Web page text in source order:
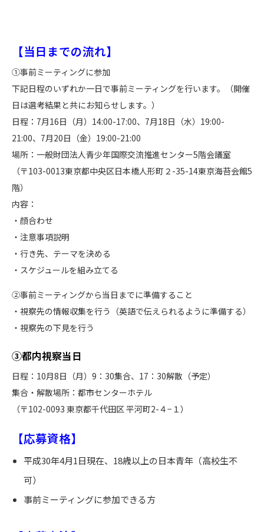
【当日までの流れ】
①事前ミーティングに参加
下記日程のいずれか一日で事前ミーティングを行います。（開催
日は選考結果と共にお知らせします。）
日程：7月16日（月）14:00-17:00、7月18日（水）19:00-
21:00、7月20日（金）19:00-21:00
場所：一般財団法人青少年国際交流推進センター5階会議室
（〒103-0013東京都中央区日本橋人形町２-35-14東京海苔会館5
階）
内容：
・顔合わせ
・注意事項説明
・行き先、テーマを決める
・スケジュールを組み立てる
②事前ミーティングから当日までに準備すること
・視察先の情報収集を行う（英語で伝えられるように準備する）
・視察先の下見を行う
③都内視察当日
日程：10月8日（月）9：30集合、17：30解散（予定）
集合・解散場所：都市センターホテル
（〒102-0093 東京都千代田区 平河町2-４−１）
【応募資格】
平成30年4月1日現在、18歳以上の日本青年（高校生不
可）
事前ミーティングに参加できる方